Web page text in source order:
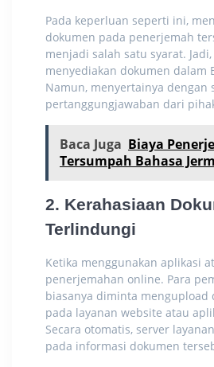
Pada keperluan seperti ini,
dokumen pada penerjemah
menjadi salah satu syarat.
menyediakan dokumen dalam
Namun, menyertainya dengan
pertanggungjawaban dari
Baca Juga Biaya
Tersumpah Bahasa
2. Kerahasiaan
Terlindungi
Ketika menggunakan aplikasi
penerjemahan online. Para
biasanya diminta mengupload
pada layanan website atau
Secara otomatis, server
pada informasi dokumen